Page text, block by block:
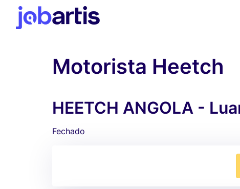
Motorista Heetch
HEETCH ANGOLA -
Fechado